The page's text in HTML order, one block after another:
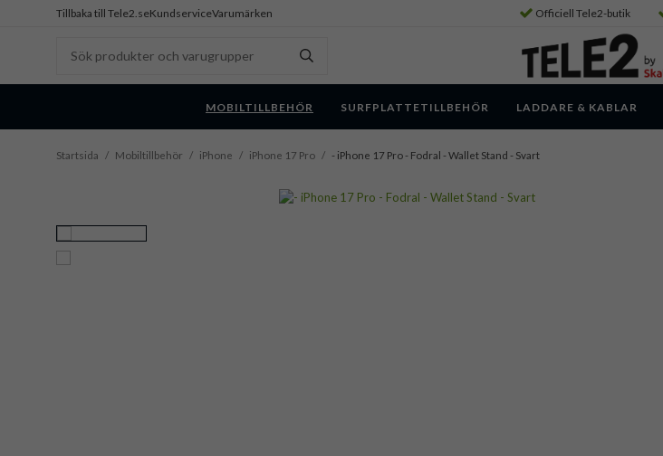
Tillbaka till Tele2.seKundserviceVarumärken Officiell Tele2-butik
MOBILTILLBEHÖR SURFPLATTETILLBEHÖR LADDARE & KABLAR
Startsida / Mobiltillbehör / iPhone / iPhone 17 Pro / - iPhone 17 Pro - Fodral - Wallet Stand - Svart